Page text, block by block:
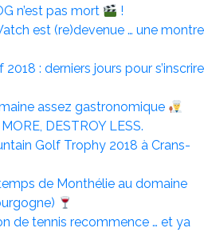
n’est pas mort
!
est (re)devenue … une montre
: derniers jours pour s’inscrire
assez gastronomique
DESTROY LESS.
Golf Trophy 2018 à Crans-
de Monthélie au domaine
de tennis recommence … et ya